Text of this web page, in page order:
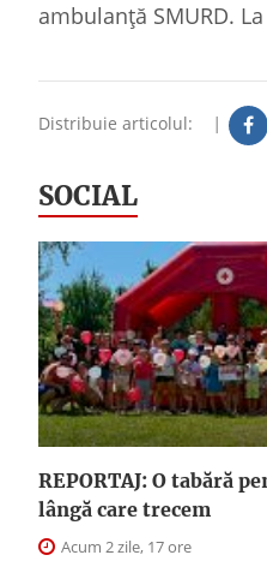
ambulanță SMURD.
Distribuie articolul: |
SOCIAL
REPORTAJ: O tabără
lângă care trecem
Acum 2 zile, 17 ore